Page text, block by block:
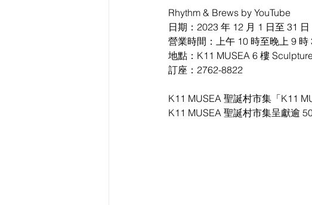
Rhythm & Brews by YouTube
日期：2023 年 12 月 1 日至 31 日
營業時間：上午 10 時至晚上 9 時
地點：K11 MUSEA 6 樓
訂座：2762-8822
K11 MUSEA 聖誕村市集「K11
K11 MUSEA 聖誕村市集呈獻逾